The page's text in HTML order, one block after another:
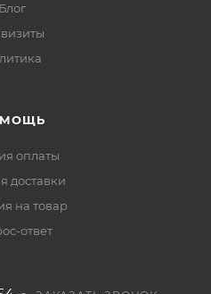
Блог
оплаты
доставки
на товар
ответ